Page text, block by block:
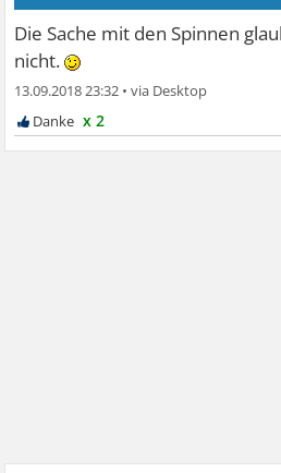
Die Sache mit den Spinnen
nicht.
13.09.2018 23:32 •
x 2